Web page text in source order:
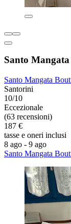
Santo
Santo Mangata
Santorini
10/10
Eccezionale
(63 recensioni)
187 €
tasse e oneri inclusi
8 ago - 9 ago
Santo Mangata